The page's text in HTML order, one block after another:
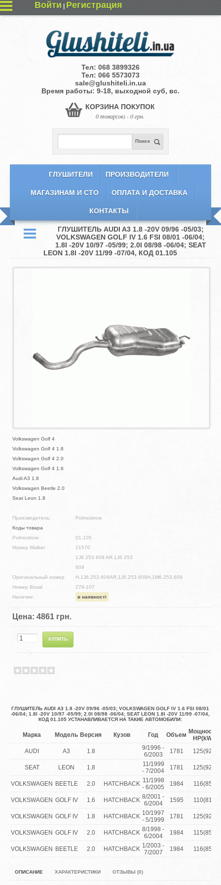
Войти|Регистрация
Тел: 068 3899326
Тел: 066 5573073
sale@glushiteli.in.ua
Время работы: 9-18, выходной суб, вс.
КОРЗИНА ПОКУПОК
0 товар(ов) - 0 грн.
Поиск
ГЛУШИТЕЛИ ПРОИЗВОДИТЕЛИ
МАГАЗИНАМ И СТО ОПЛАТА И ДОСТАВКА
КОНТАКТЫ
ГЛУШИТЕЛЬ AUDI A3 1.8 -20V 09/96 -05/03;
VOLKSWAGEN GOLF IV 1.6 FSI 08/01 -06/04;
1.8I -20V 10/97 -05/99; 2.0I 08/98 -06/04; SEAT
LEON 1.8I -20V 11/99 -07/04, КОД 01.105
Volkswagen Golf 4
Volkswagen Golf 4 1.8
Volkswagen Golf 4 2.0
Volkswagen Golf 4 1.6
Audi A3 1.8
Volkswagen Beetle 2.0
Seat Leon 1.8
Производитель:
Polmostrow
Коды товара
Polmostrow
01.105
Номер Walker
21570
Оригинальный номер
1J6 253 609 AR,1J6 253
609
H,1J6.253.609AR,1J6.253.609H,1M6.253.609
Номер Bosal
279-107
Наличие:
в наявності
Цена:4861 грн.
ГЛУШИТЕЛЬ AUDI A3 1.8 -20V 09/96 -05/03; VOLKSWAGEN GOLF IV 1.6 FSI 08/01
-06/04; 1.8I -20V 10/97 -05/99; 2.0I 08/98 -06/04; SEAT LEON 1.8I -20V 11/99 -07/04,
КОД 01.105 УСТАНАВЛИВАЕТСЯ НА ТАКИЕ АВТОМОБИЛИ:
Марка Модель Версия Кузов Год Объем Мощность
HP(kW)
AUDI A3 1.8
9/1996 -
6/2003
1781 125(92)
SEAT LEON 1.8
11/1999
- 7/2004
1781 125(92)
VOLKSWAGEN BEETLE 2.0 HATCHBACK 11/1998
- 6/2005
1984 116(85)
VOLKSWAGEN GOLF IV 1.6 HATCHBACK 8/2001 -
6/2004
1595 110(81)
VOLKSWAGEN GOLF IV 1.8 HATCHBACK 10/1997
- 5/1999
1781 125(92)
VOLKSWAGEN GOLF IV 2.0 HATCHBACK 8/1998 -
6/2004
1984 115(85)
VOLKSWAGEN BEETLE 2.0 HATCHBACK 1/2003 -
7/2007
1984 116(85)
ОПИСАНИЕ ХАРАКТЕРИСТИКИ ОТЗЫВЫ (0)